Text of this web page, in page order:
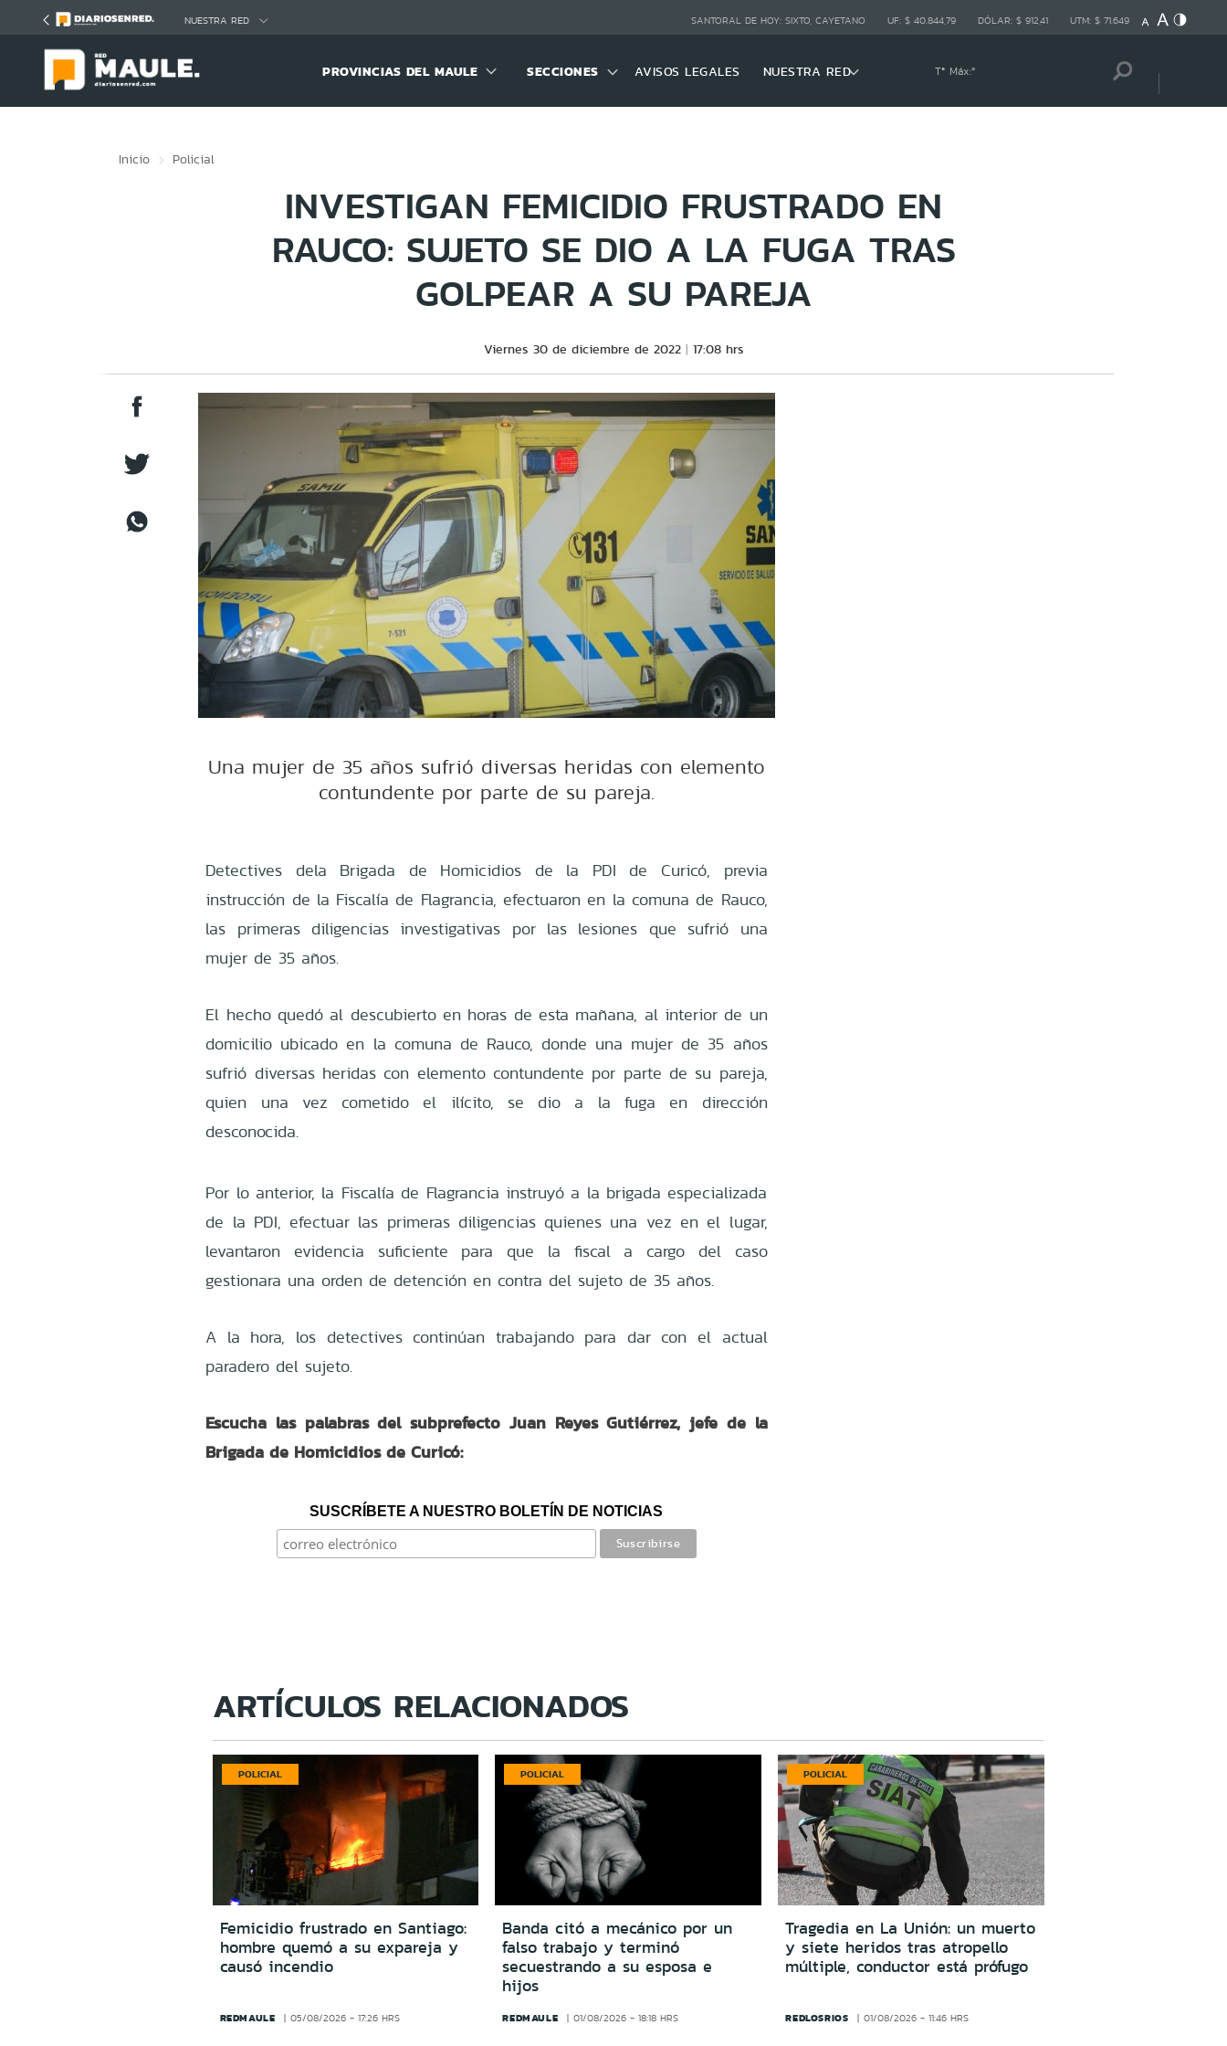
NUESTRA RED SANTORAL DE HOY: SIXTO, CAYETANO UF: $ 40.844,79 DÓLAR: $ 912,41 UTM: $ 71.649
PROVINCIAS DEL MAULE SECCIONES AVISOS LEGALES NUESTRA RED Tª Máx:º
Inicio Policial
INVESTIGAN FEMICIDIO FRUSTRADO EN
RAUCO: SUJETO SE DIO A LA FUGA TRAS
GOLPEAR A SU PAREJA
Viernes 30 de diciembre de 2022 17:08 hrs
Una mujer de 35 años sufrió diversas heridas con elemento
contundente por parte de su pareja.
Detectives dela Brigada de Homicidios de la PDI de Curicó, previa
instrucción de la Fiscalía de Flagrancia, efectuaron en la comuna de Rauco,
las primeras diligencias investigativas por las lesiones que sufrió una
mujer de 35 años.
El hecho quedó al descubierto en horas de esta mañana, al interior de un
domicilio ubicado en la comuna de Rauco, donde una mujer de 35 años
sufrió diversas heridas con elemento contundente por parte de su pareja,
quien una vez cometido el ilícito, se dio a la fuga en dirección
desconocida.
Por lo anterior, la Fiscalía de Flagrancia instruyó a la brigada especializada
de la PDI, efectuar las primeras diligencias quienes una vez en el lugar,
levantaron evidencia suficiente para que la fiscal a cargo del caso
gestionara una orden de detención en contra del sujeto de 35 años.
A la hora, los detectives continúan trabajando para dar con el actual
paradero del sujeto.
Escucha las palabras del subprefecto Juan Reyes Gutiérrez, jefe de la
Brigada de Homicidios de Curicó:
SUSCRÍBETE A NUESTRO BOLETÍN DE NOTICIAS
ARTÍCULOS RELACIONADOS
POLICIAL
Femicidio frustrado en Santiago:
hombre quemó a su expareja y
causó incendio
REDMAULE 05/08/2026 - 17:26 HRS
POLICIAL
Banda citó a mecánico por un
falso trabajo y terminó
secuestrando a su esposa e
hijos
REDMAULE 01/08/2026 - 18:18 HRS
POLICIAL
Tragedia en La Unión: un muerto
y siete heridos tras atropello
múltiple, conductor está prófugo
REDLOSRIOS 01/08/2026 - 11:46 HRS